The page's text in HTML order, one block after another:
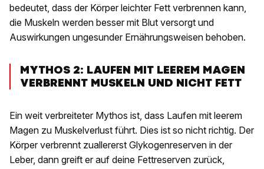
bedeutet, dass der Körper leichter Fett verbrennen kann,
die Muskeln werden besser mit Blut versorgt und
Auswirkungen ungesunder Ernährungsweisen behoben.
MYTHOS 2: LAUFEN MIT LEEREM MAGEN
VERBRENNT MUSKELN UND NICHT FETT
Ein weit verbreiteter Mythos ist, dass Laufen mit leerem
Magen zu Muskelverlust führt. Dies ist so nicht richtig. Der
Körper verbrennt zuallererst Glykogenreserven in der
Leber, dann greift er auf deine Fettreserven zurück,